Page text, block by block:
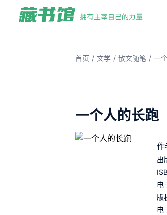
首页 / 文学 / 散文随笔 / 一
一个人的长跑
作
出
电
版
电